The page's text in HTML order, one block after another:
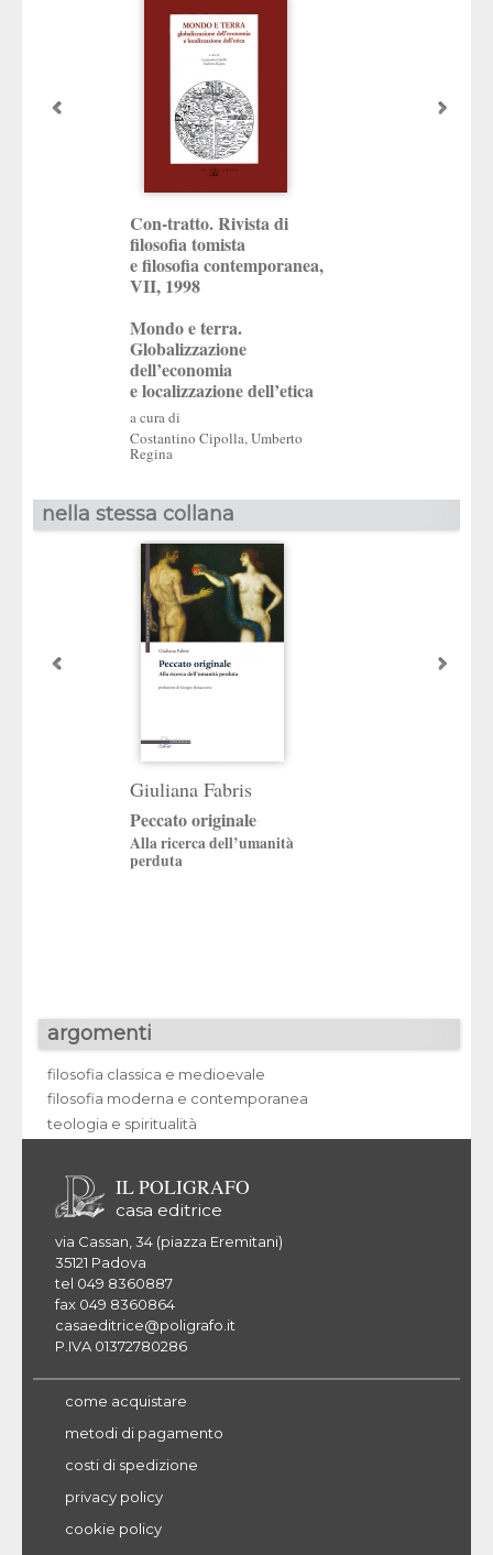
Con-tratto. Rivista di
filosofia tomista
e filosofia contemporanea,
VII, 1998
Mondo e terra.
Globalizzazione
dell’economia
e localizzazione dell’etica
a cura di
Costantino Cipolla,Umberto
Regina
nella stessa collana
Giuliana Fabris
Peccato originale
Alla ricerca dell’umanità
perduta
argomenti
filosofia classica e medioevale
filosofia moderna e contemporanea
teologia e spiritualità
IL POLIGRAFO
casa editrice
via Cassan, 34 (piazza Eremitani)
35121 Padova
tel 049 8360887
fax 049 8360864
casaeditrice@poligrafo.it
P.IVA 01372780286
come acquistare
metodi di pagamento
costi di spedizione
privacy policy
cookie policy